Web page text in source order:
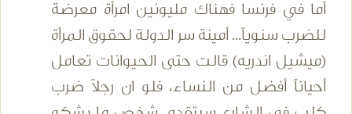
أما في فرنسا فهناك مليونين امرأة معرضة
للضرب سنوياً... أمينة سر الدولة لحقوق المرأة
(ميشيل اندريه) قالت حتى الحيوانات تعامل
أحياناً أفضل من النساء، فلو ان رجلاً ضرب